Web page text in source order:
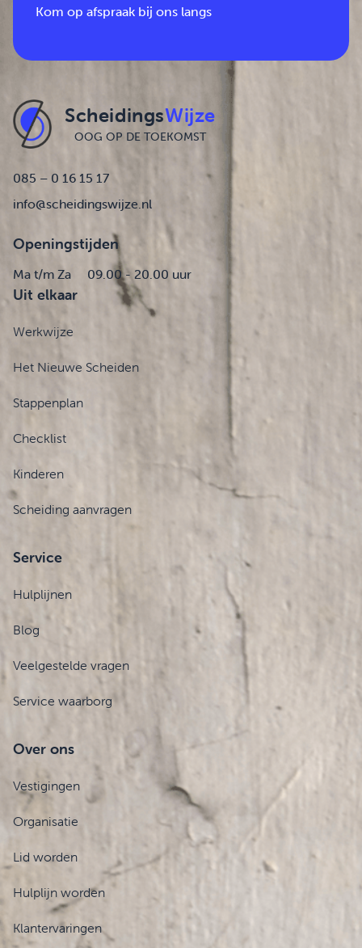
Kom op afspraak bij ons langs
ScheidingsWijze
OOG OP DE TOEKOMST
085 – 0 16 15 17
info@scheidingswijze.nl
Openingstijden
Ma t/m Za 09.00 - 20.00 uur
Uit elkaar
Werkwijze
Het Nieuwe Scheiden
Stappenplan
Checklist
Kinderen
Scheiding aanvragen
Service
Hulplijnen
Blog
Veelgestelde vragen
Service waarborg
Over ons
Vestigingen
Organisatie
Lid worden
Hulplijn worden
Klantervaringen